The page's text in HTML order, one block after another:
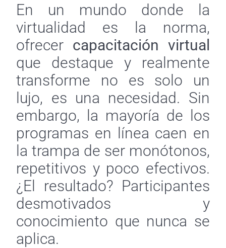
En un mundo donde la
virtualidad es la norma,
ofrecer capacitación virtual
que destaque y realmente
transforme no es solo un
lujo, es una necesidad. Sin
embargo, la mayoría de los
programas en línea caen en
la trampa de ser monótonos,
repetitivos y poco efectivos.
¿El resultado? Participantes
desmotivados y
conocimiento que nunca se
aplica.